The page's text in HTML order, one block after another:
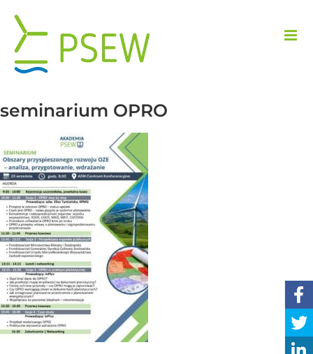
zawartości
seminarium OPRO